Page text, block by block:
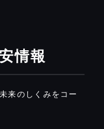
情報
来のしくみをコー